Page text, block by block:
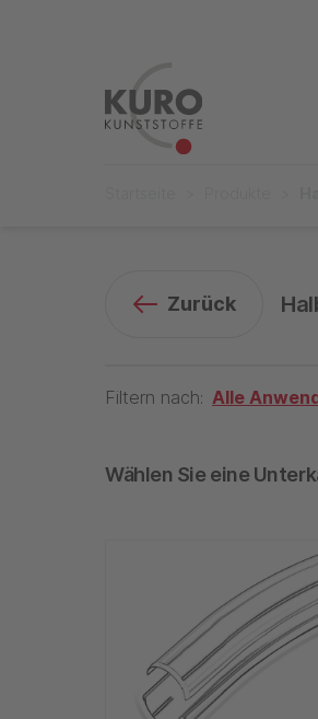
Zurück
Filtern nach: Alle
Wählen Sie eine